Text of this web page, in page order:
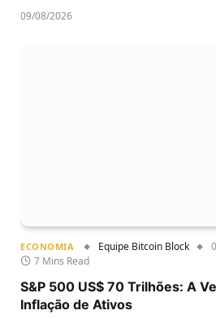
09/08/2026
ECONOMIA Equipe Bitcoin Block
7 Mins Read
S&P 500 US$ 70 Trilhões: A
Inflação de Ativos